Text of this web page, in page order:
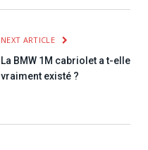
NEXT ARTICLE
La BMW 1M cabriolet a t-elle
vraiment existé ?